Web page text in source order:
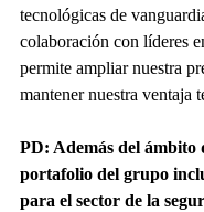
tecnológicas de
colaboración con líderes
permite ampliar nuestra
mantener nuestra ventaja
PD: Además del ámbito
portafolio del grupo
para el sector de la